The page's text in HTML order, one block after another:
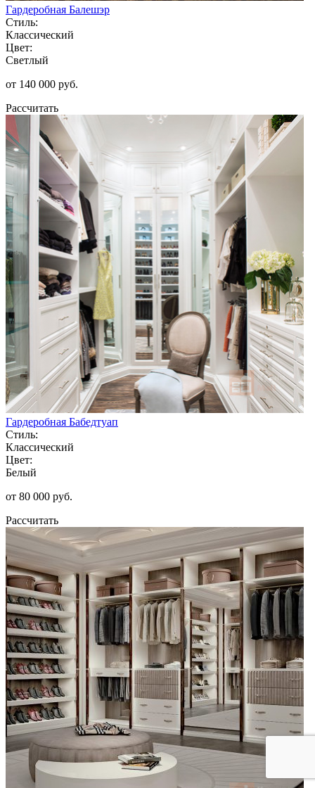
Гардеробная Балешэр
Стиль:
Классический
Цвет:
Светлый
от 140 000 руб.
Рассчитать
Гардеробная Бабедтуап
Стиль:
Классический
Цвет:
Белый
от 80 000 руб.
Рассчитать